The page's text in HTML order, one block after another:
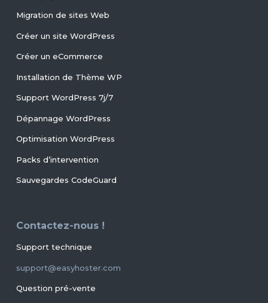
Migration de sites Web
Créer un site WordPress
Créer un eCommerce
Installation de Thème WP
Support WordPress 7j/7
Dépannage WordPress
Optimisation WordPress
Packs d’intervention
Sauvegardes CodeGuard
Contactez-nous !
Support technique
support@easyhoster.com
Question pré-vente